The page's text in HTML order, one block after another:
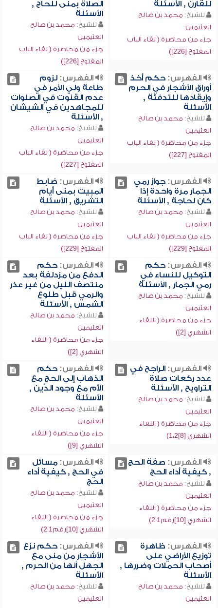
للقارن , الأسئلة
للشيخ: محمد بن صالح
العثيمين
جزء من محاضرة ( لقاء الباب
المفتوح [226])
الصلاة بمنى للحاج ,
الأسئلة
للشيخ: محمد بن صالح
العثيمين
جزء من محاضرة ( لقاء الباب
المفتوح [226])
الفهرس:حكم أخذ
أوراق الأشجار في الحرم
وإيقادها للتدفئة ,
الأسئلة
للشيخ: محمد بن صالح
العثيمين
جزء من محاضرة ( لقاء الباب
المفتوح [227])
الفهرس:لزوم
طاعة ولي الأمر في
عدم القنوت في الصلوات
للمجاهدين في الشيشان
, الأسئلة
للشيخ: محمد بن صالح
العثيمين
جزء من محاضرة ( لقاء الباب
المفتوح [227])
الفهرس:جواز رمي
الجمار مرة واحدة إذا
كان لحاجة , الأسئلة
للشيخ: محمد بن صالح
العثيمين
جزء من محاضرة ( لقاء الباب
المفتوح [229])
الفهرس: ضابط
المبيت بمنى أيام
التشريق , الأسئلة
للشيخ: محمد بن صالح
العثيمين
جزء من محاضرة ( لقاء الباب
المفتوح [229])
الفهرس:حكم
التوكيل للنساء في
رمي الجمار , الأسئلة
للشيخ: محمد بن صالح
العثيمين
جزء من محاضرة ( اللقاء
الشهري [2])
الفهرس:حكم
الدفع من مزدلفة بعد
منتصف الليل من غير عذر
والرمي قبل طلوع
الشمس , الأسئلة
للشيخ: محمد بن صالح
العثيمين
جزء من محاضرة ( اللقاء
الشهري [2])
الفهرس:الراجح في
عدد ركعات صلاة
التراويح , الأسئلة
للشيخ: محمد بن صالح
العثيمين
جزء من محاضرة ( اللقاء
الشهري [8]1،2)
الفهرس:حكم
الذهاب إلى الحج مع
الأم مع وجود الدَّين ,
الأسئلة
للشيخ: محمد بن صالح
العثيمين
جزء من محاضرة ( اللقاء
الشهري [9])
الفهرس: صفة الحج
, كيفية أداء الحج
للشيخ: محمد بن صالح
العثيمين
جزء من محاضرة ( اللقاء
الشهري [10]رقم1؛2)
الفهرس:مسائل
في الحج , كيفية أداء
الحج
للشيخ: محمد بن صالح
العثيمين
جزء من محاضرة ( اللقاء
الشهري [10]رقم1؛2)
الفهرس: ظاهرة
توزيع الأراضي على
أصحاب الحملات وضررها ,
الأسئلة
للشيخ: محمد بن صالح
العثيمين
الفهرس:حكم نزع
الأشجار من منى مع
الجهل أنها من الحرم ,
الأسئلة
للشيخ: محمد بن صالح
العثيمين